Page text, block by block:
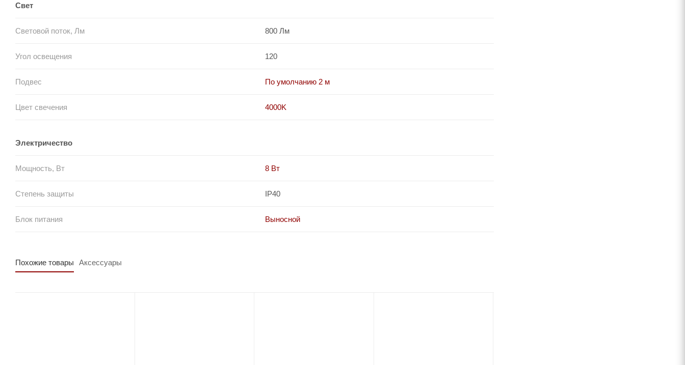
Свет
Световой поток, Лм 800 Лм
Угол освещения 120
Подвес По умолчанию 2 м
Цвет свечения 4000K
Электричество
Мощность, Вт 8 Вт
Степень защиты IP40
Блок питания Выносной
Похожие товары Аксессуары